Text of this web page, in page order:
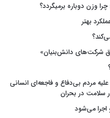
وزن دوباره برمیگردد؟
بهتر
شرکت‌های دانش‌بنیان»
علیه مردم بی‌دفاع و فاجعه‌ای انسانی
سلامت در بحران
اجرا می‌شود